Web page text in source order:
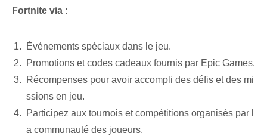
Fortnite via :
Événements spéciaux dans le jeu.
Promotions et codes cadeaux fournis par Epic Games.
Récompenses pour avoir accompli des défis et des mi
ssions en jeu.
Participez aux tournois et compétitions organisés par l
a communauté des joueurs.